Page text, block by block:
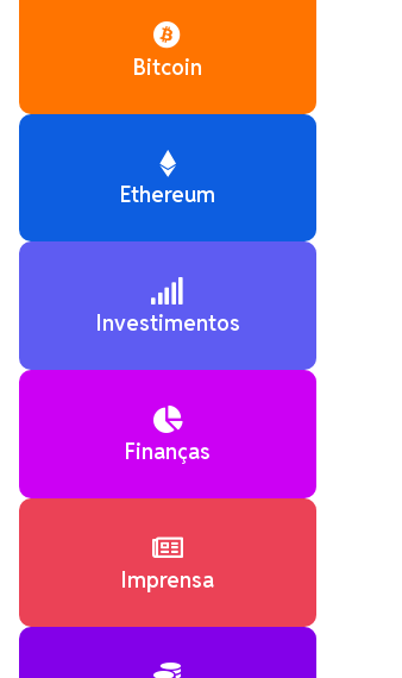

Bitcoin

Ethereum

Investimentos

Finanças

Imprensa